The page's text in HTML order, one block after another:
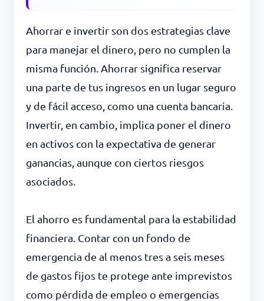
Ahorrar e invertir son dos estrategias clave
para manejar el dinero, pero no cumplen la
misma función. Ahorrar significa reservar
una parte de tus ingresos en un lugar seguro
y de fácil acceso, como una cuenta bancaria.
Invertir, en cambio, implica poner el dinero
en activos con la expectativa de generar
ganancias, aunque con ciertos riesgos
asociados.
El ahorro es fundamental para la estabilidad
financiera. Contar con un fondo de
emergencia de al menos tres a seis meses
de gastos fijos te protege ante imprevistos
como pérdida de empleo o emergencias